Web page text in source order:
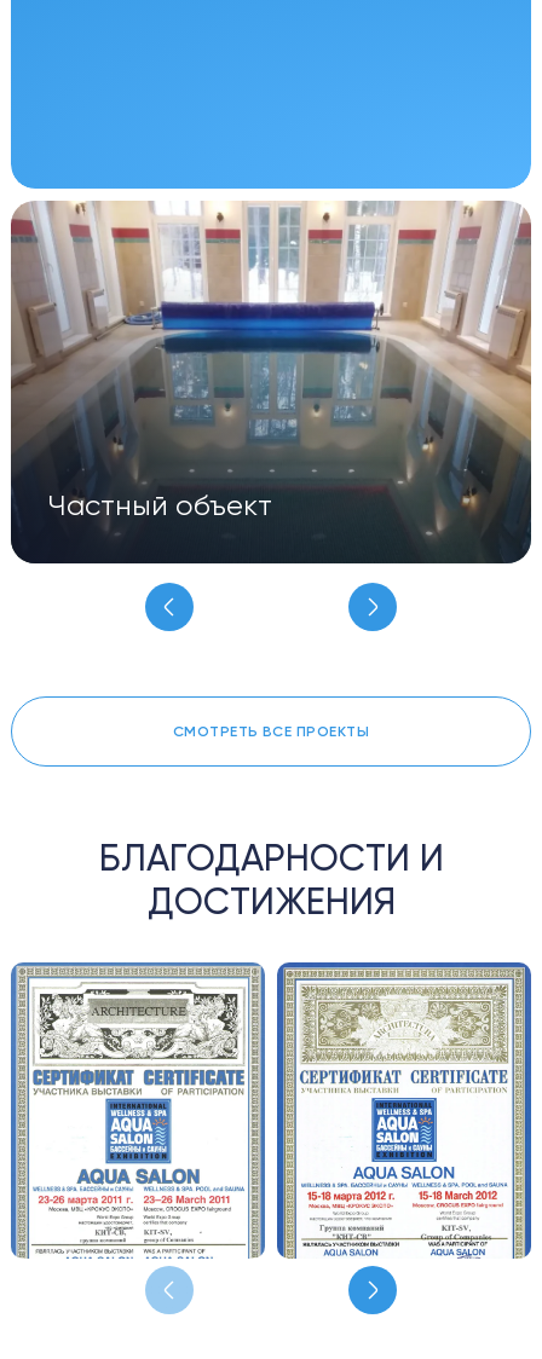
Частный объект
СМОТРЕТЬ ВСЕ ПРОЕКТЫ
БЛАГОДАРНОСТИ И
ДОСТИЖЕНИЯ